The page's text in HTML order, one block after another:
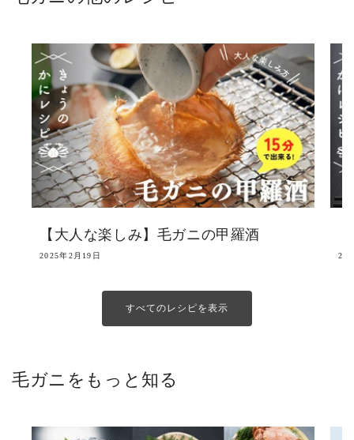
【大人な楽しみ】毛ガニの甲羅酒
2025年2月19日
すべてのレシピを表示
毛ガニをもっと知る